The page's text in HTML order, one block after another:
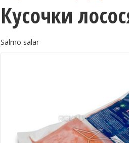
Кусочки
Salmo salar